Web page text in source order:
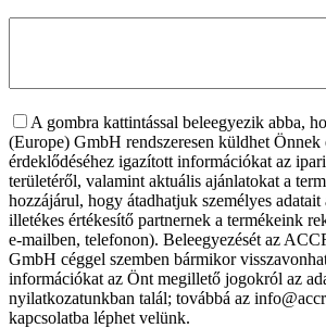
A gombra kattintással beleegyezik abba,
(Europe) GmbH rendszeresen küldhet Önnek
érdeklődéséhez igazított információkat az
területéről, valamint aktuális ajánlatokat a
hozzájárul, hogy átadhatjuk személyes adatait
illetékes értékesítő partnernek a termékeink
e-mailben, telefonon). Beleegyezését az
GmbH céggel szemben bármikor
információkat az Önt megillető jogokról az
nyilatkozatunkban talál; továbbá az
kapcsolatba léphet velünk.